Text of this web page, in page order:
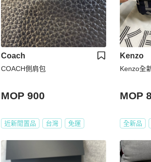
Coach
COACH側肩包
MOP 900
近新閒置品 台灣 免運
Kenzo
Kenzo全
MOP
全新品